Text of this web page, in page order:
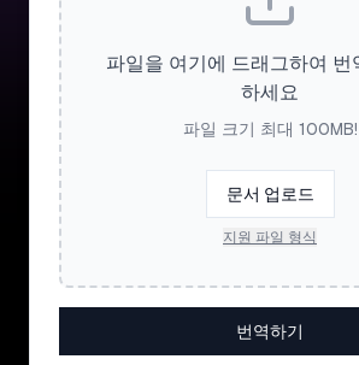
파일을 여기에 드래그하여 번
하세요
파일 크기 최대 100MB!
문서 업로드
지원 파일 형식
번역하기